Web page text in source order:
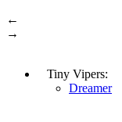
←
→
Tiny Vipers:
Dreamer